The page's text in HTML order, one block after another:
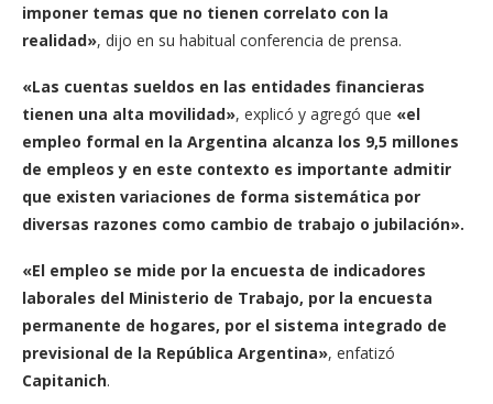
imponer temas que no tienen correlato con la
realidad», dijo en su habitual conferencia de prensa.
«Las cuentas sueldos en las entidades financieras
tienen una alta movilidad», explicó y agregó que «el
empleo formal en la Argentina alcanza los 9,5 millones
de empleos y en este contexto es importante admitir
que existen variaciones de forma sistemática por
diversas razones como cambio de trabajo o jubilación».
«El empleo se mide por la encuesta de indicadores
laborales del Ministerio de Trabajo, por la encuesta
permanente de hogares, por el sistema integrado de
previsional de la República Argentina», enfatizó
Capitanich.